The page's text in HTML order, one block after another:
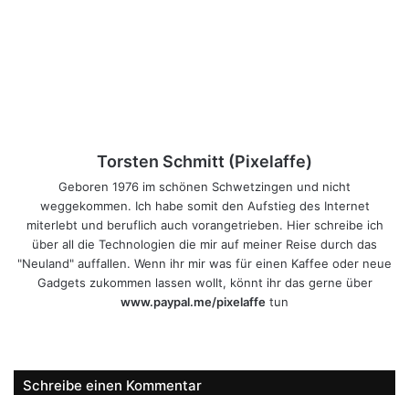
Torsten Schmitt (Pixelaffe)
Geboren 1976 im schönen Schwetzingen und nicht
weggekommen. Ich habe somit den Aufstieg des Internet
miterlebt und beruflich auch vorangetrieben. Hier schreibe ich
über all die Technologien die mir auf meiner Reise durch das
"Neuland" auffallen. Wenn ihr mir was für einen Kaffee oder neue
Gadgets zukommen lassen wollt, könnt ihr das gerne über
www.paypal.me/pixelaffe tun
Schreibe einen Kommentar